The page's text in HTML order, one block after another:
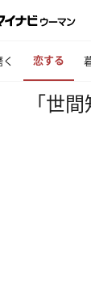
恋する
「世間